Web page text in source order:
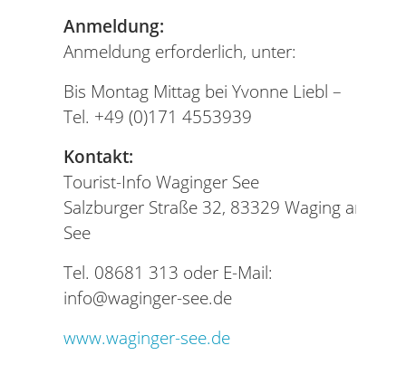
Anmeldung:
Anmeldung erforderlich, unter:
Bis Montag Mittag bei Yvonne Liebl –
Tel. +49 (0)171 4553939
Kontakt:
Tourist-Info Waginger See
Salzburger Straße 32, 83329 Waging am
See
Tel. 08681 313 oder E-Mail:
info@waginger-see.de
www.waginger-see.de